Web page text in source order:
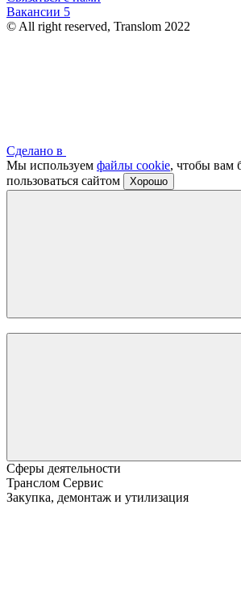
Вакансии 5
© All right reserved, Translom 2022
Сделано в
Мы используем файлы cookie, чтобы вам
пользоваться сайтом
Хорошо
Сферы деятельности
Транслом Сервис
Закупка, демонтаж и утилизация